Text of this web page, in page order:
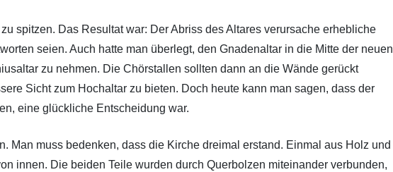
spitzen. Das Resultat war: Der Abriss des Altares verursache erhebliche
seien. Auch hatte man überlegt, den Gnadenaltar in die Mitte der neuen
zu nehmen. Die Chörstallen sollten dann an die Wände gerückt
Sicht zum Hochaltar zu bieten. Doch heute kann man sagen, dass der
eine glückliche Entscheidung war.
Man muss bedenken, dass die Kirche dreimal erstand. Einmal aus Holz und
innen. Die beiden Teile wurden durch Querbolzen miteinander verbunden,